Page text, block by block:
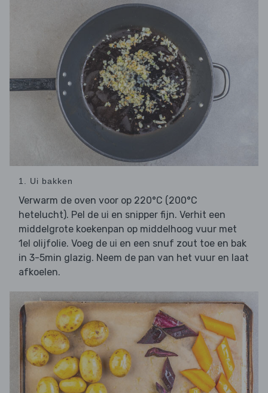
1. Ui bakken
Verwarm de oven voor op 220°C (200°C
hetelucht). Pel de ui en snipper fijn. Verhit een
middelgrote koekenpan op middelhoog vuur met
1el olijfolie. Voeg de ui en een snuf zout toe en bak
in 3-5min glazig. Neem de pan van het vuur en laat
afkoelen.